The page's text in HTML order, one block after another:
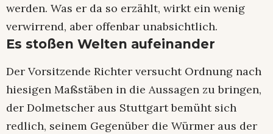
werden. Was er da so erzählt, wirkt ein wenig
verwirrend, aber offenbar unabsichtlich.
Es stoßen Welten aufeinander
Der Vorsitzende Richter versucht Ordnung nach
hiesigen Maßstäben in die Aussagen zu bringen,
der Dolmetscher aus Stuttgart bemüht sich
redlich, seinem Gegenüber die Würmer aus der